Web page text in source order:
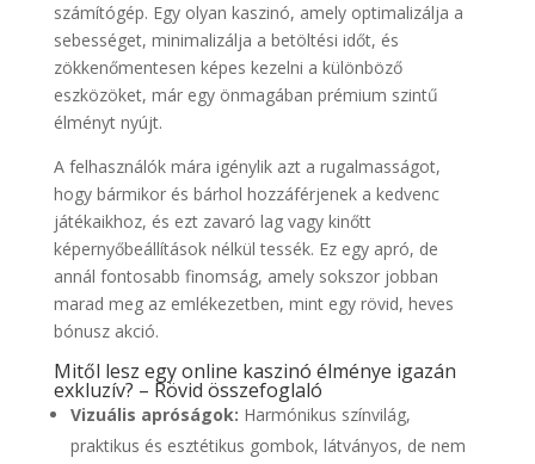
számítógép. Egy olyan kaszinó, amely optimalizálja a
sebességet, minimalizálja a betöltési időt, és
zökkenőmentesen képes kezelni a különböző
eszközöket, már egy önmagában prémium szintű
élményt nyújt.
A felhasználók mára igénylik azt a rugalmasságot,
hogy bármikor és bárhol hozzáférjenek a kedvenc
játékaikhoz, és ezt zavaró lag vagy kinőtt
képernyőbeállítások nélkül tessék. Ez egy apró, de
annál fontosabb finomság, amely sokszor jobban
marad meg az emlékezetben, mint egy rövid, heves
bónusz akció.
Mitől lesz egy online kaszinó élménye igazán
exkluzív? – Rövid összefoglaló
Vizuális apróságok: Harmónikus színvilág,
praktikus és esztétikus gombok, látványos, de nem